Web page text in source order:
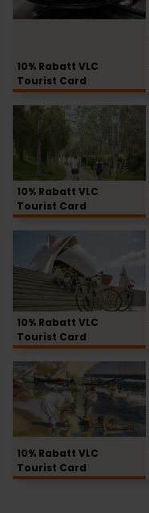
10% Rabatt VLC
Tourist Card
Experience:
Lernen
unsere
Art
zu
10% Rabatt VLC
Tourist Card
Fahrräder
Valencia
10% Rabatt VLC
Tourist Card
Fahrradverleih
Audioguide
inklusive
10% Rabatt VLC
Tourist Card
Führung
"Sorolla,
der
Maler
von
Valencia"